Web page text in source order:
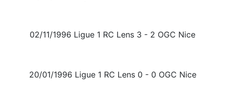
02/11/1996 Ligue 1 RC Lens 3 - 2 OGC Nice
20/01/1996 Ligue 1 RC Lens 0 - 0 OGC Nice